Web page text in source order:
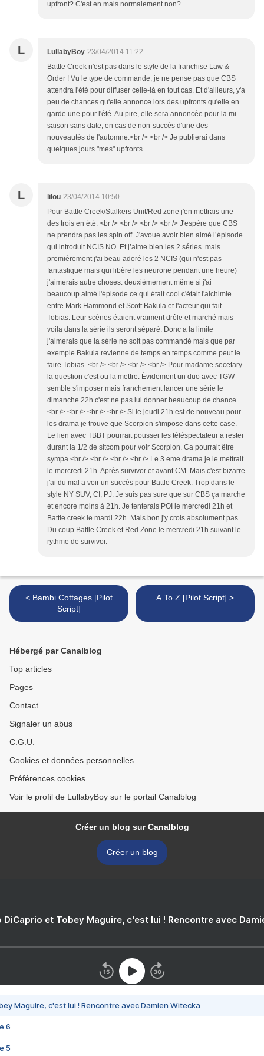
upfront? C'est en mais normalement non?
L LullabyBoy 23/04/2014 11:22
Battle Creek n'est pas dans le style de la franchise Law &
Order ! Vu le type de commande, je ne pense pas que CBS
attendra l'été pour diffuser celle-là en tout cas. Et d'ailleurs, y'a
peu de chances qu'elle annonce lors des upfronts qu'elle en
garde une pour l'été. Au pire, elle sera annoncée pour la mi-
saison sans date, en cas de non-succès d'une des
nouveautés de l'automne.<br /> <br /> Je publierai dans
quelques jours "mes" upfronts.
L lilou 23/04/2014 10:50
Pour Battle Creek/Stalkers Unit/Red zone j'en mettrais une
des trois en été. <br /> <br /> <br /> <br /> J'espère que CBS
ne prendra pas les spin off. J'avoue avoir bien aimé l’épisode
qui introduit NCIS NO. Et j’aime bien les 2 séries. mais
premièrement j'ai beau adoré les 2 NCIS (qui n'est pas
fantastique mais qui libère les neurone pendant une heure)
j'aimerais autre choses. deuxièmement même si j'ai
beaucoup aimé l'épisode ce qui était cool c'était l'alchimie
entre Mark Hammond et Scott Bakula et l'acteur qui fait
Tobias. Leur scènes étaient vraiment drôle et marché mais
voila dans la série ils seront séparé. Donc a la limite
j'aimerais que la série ne soit pas commandé mais que par
exemple Bakula revienne de temps en temps comme peut le
faire Tobias. <br /> <br /> <br /> <br /> Pour madame secetary
la question c'est ou la mettre. Évidement un duo avec TGW
semble s'imposer mais franchement lancer une série le
dimanche 22h c'est ne pas lui donner beaucoup de chance.
<br /> <br /> <br /> <br /> Si le jeudi 21h est de nouveau pour
les drama je trouve que Scorpion s'impose dans cette case.
Le lien avec TBBT pourrait pousser les téléspectateur a rester
durant la 1/2 de sitcom pour voir Scorpion. Ca pourrait être
sympa.<br /> <br /> <br /> <br /> Le 3 eme drama je le mettrait
le mercredi 21h. Après survivor et avant CM. Mais c'est bizarre
j'ai du mal a voir un succès pour Battle Creek. Trop dans le
style NY SUV, CI, PJ. Je suis pas sure que sur CBS ça marche
et encore moins à 21h. Je tenterais POI le mercredi 21h et
Battle creek le mardi 22h. Mais bon j'y crois absolument pas.
Du coup Battle Creek et Red Zone le mercredi 21h suivant le
rythme de survivor.
< Bambi Cottages [Pilot
Script]
A To Z [Pilot Script] >
Hébergé par Canalblog
Top articles
Pages
Contact
Signaler un abus
C.G.U.
Cookies et données personnelles
Préférences cookies
Voir le profil de LullabyBoy sur le portail Canalblog
Créer un blog sur Canalblog
Créer un blog
DiCaprio et Tobey Maguire, c'est lui ! Rencontre avec
Maguire, c'est lui ! Rencontre avec Damien Witecka
6
5